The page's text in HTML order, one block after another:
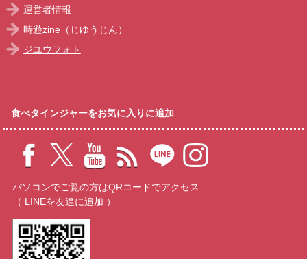
運営者情報
時遊zine（じゆうじん）
ジユウフォト
食べタインジャーをお気に入りに追加
パソコンでご覧の方はQRコードでアクセス
（ LINEを友達に追加 ）